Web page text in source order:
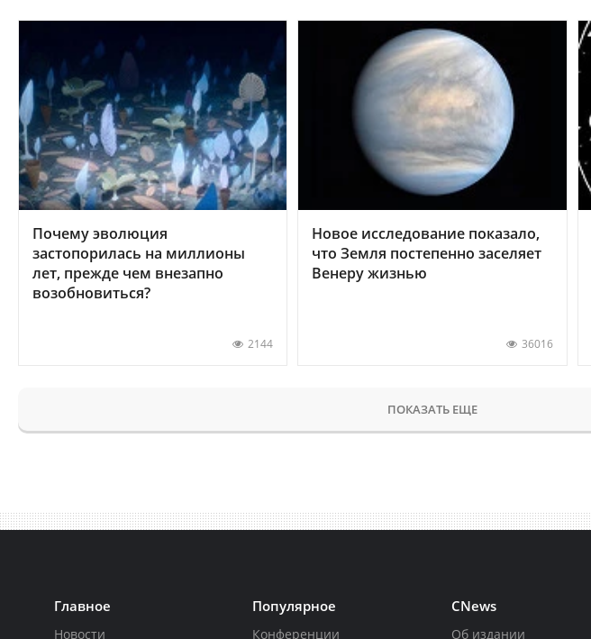
Почему эволюция
застопорилась на миллионы
лет, прежде чем внезапно
возобновиться?
2144
Новое исследование показало,
что Земля постепенно заселяет
Венеру жизнью
36016
ПОКАЗАТЬ ЕЩЕ
Главное
Новости
Популярное
Конференции
CNews
Об издании